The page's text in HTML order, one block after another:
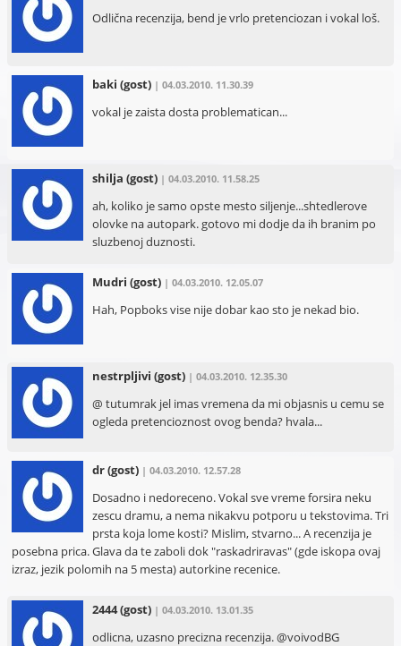
Odlična recenzija, bend je vrlo pretenciozan i vokal loš.
baki (gost) | 04.03.2010. 11.30.39
vokal je zaista dosta problematican...
shilja (gost) | 04.03.2010. 11.58.25
ah, koliko je samo opste mesto siljenje...shtedlerove
olovke na autopark. gotovo mi dodje da ih branim po
sluzbenoj duznosti.
Mudri (gost) | 04.03.2010. 12.05.07
Hah, Popboks vise nije dobar kao sto je nekad bio.
nestrpljivi (gost) | 04.03.2010. 12.35.30
@ tutumrak jel imas vremena da mi objasnis u cemu se
ogleda pretencioznost ovog benda? hvala...
dr(gost) | 04.03.2010. 12.57.28
Dosadno i nedoreceno. Vokal sve vreme forsira neku
zescu dramu, a nema nikakvu potporu u tekstovima. Tri
prsta koja lome kosti? Mislim, stvarno... A recenzija je
posebna prica. Glava da te zaboli dok "raskadriravas" (gde iskopa ovaj
izraz, jezik polomih na 5 mesta) autorkine recenice.
2444(gost) | 04.03.2010. 13.01.35
odlicna, uzasno precizna recenzija. @voivodBG